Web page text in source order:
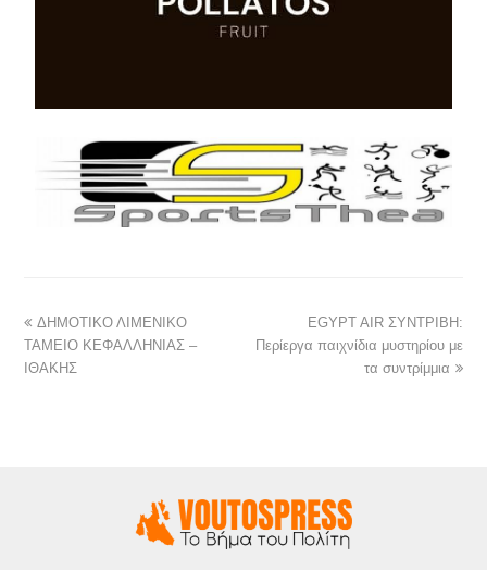
ΔΗΜΟΤΙΚΟ ΛΙΜΕΝΙΚΟ
ΤΑΜΕΙΟ ΚΕΦΑΛΛΗΝΙΑΣ –
ΙΘΑΚΗΣ
EGYPT AIR ΣΥΝΤΡΙΒΗ:
Περίεργα παιχνίδια μυστηρίου με
τα συντρίμμια